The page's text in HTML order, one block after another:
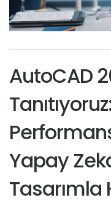
AutoCAD
Yapay
Tasarımla